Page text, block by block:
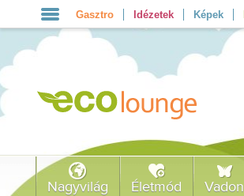
Gasztro Idézetek Képek
Nagyvilág Életmód Vadon